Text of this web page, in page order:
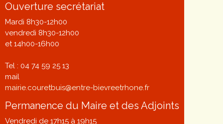
Ouverture secrétariat
Mardi 8h30-12h00
vendredi 8h30-12h00
et 14h00-16h00
Tel : 04 74 59 25 13
mail
mairie.couretbuis@entre-bievreetrhone.fr
Permanence du Maire et des Adjoints
Vendredi de 17h15 à 19h15